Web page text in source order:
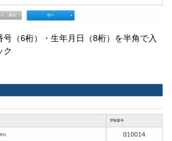
号（6桁）・生年月日（8桁）を半角で入
ク